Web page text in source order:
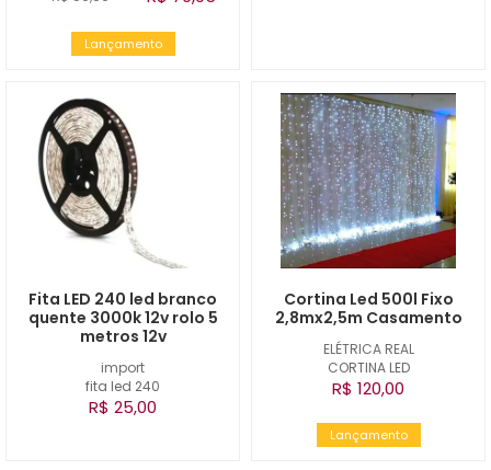
Lançamento
import
fita led 240
Fita LED 240 led branco
quente 3000k 12v rolo 5
metros 12v
R$ 25,00
ELÉTRICA REAL
CORTINA LED
Cortina Led 500l Fixo
2,8mx2,5m Casamento
R$ 120,00
Lançamento